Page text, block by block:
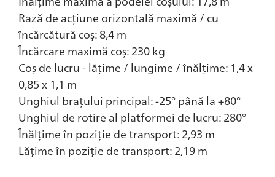
Rază de acțiune orizontală maximă / cu
încărcătură coș: 8,4 m
Încărcare maximă coș: 230 kg
Coș de lucru - lățime / lungime / înălțime: 1,4 x
0,85 x 1,1 m
Unghiul brațului principal: -25° până la +80°
Unghiul de rotire al platformei de lucru: 280°
Înălțime în poziție de transport: 2,93 m
Lățime în poziție de transport: 2,19 m